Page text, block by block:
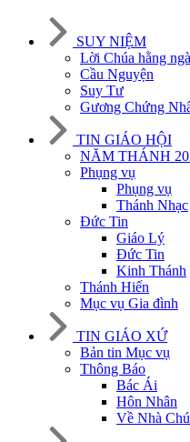
SUY NIỆM
Lời Chúa hằng
Cầu Nguyện
Suy Tư
Gương Chứng
TIN GIÁO HỘI
NĂM THÁNH
Phụng vụ
Phụng vụ
Thánh Nhạc
Đức Tin
Giáo Lý
Đức Tin
Kinh Thánh
Thánh Hiến
Mục vụ Gia đình
TIN GIÁO XỨ
Bản tin Mục vụ
Thông Báo
Bác Ái
Hôn Nhân
Về Nhà